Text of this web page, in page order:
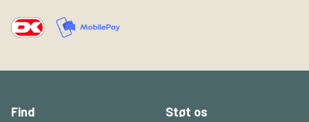
Find Støt os